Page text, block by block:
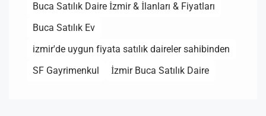
Buca Satılık Daire İzmir & İlanları & Fiyatları
Buca Satılık Ev
izmir'de uygun fiyata satılık daireler sahibinden
SF Gayrimenkul
İzmir Buca Satılık Daire